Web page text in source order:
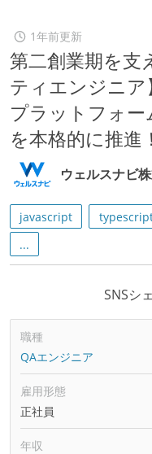
1年前更新
第二創業期を支
ティエンジニア
プラットフォ
を本格的に推進！
ウェルスナビ
javascript
...
SNSシ
職種
QAエンジニア
雇用形態
正社員
年収